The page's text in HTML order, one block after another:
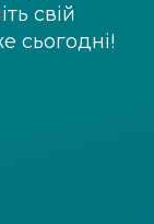
свій
сьогодні!